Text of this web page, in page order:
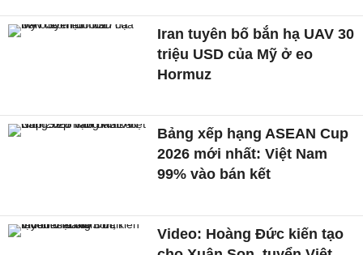
Iran tuyên bố bắn hạ UAV 30
triệu USD của Mỹ ở eo
Hormuz
Bảng xếp hạng ASEAN Cup
2026 mới nhất: Việt Nam
99% vào bán kết
Video: Hoàng Đức kiến tạo